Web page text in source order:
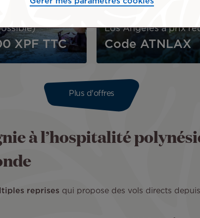
Los Angeles à prix
Code ATNLAX
2026
XPF TTC
Plus d'offres
à l’hospitalité
reprises qui propose des vols directs